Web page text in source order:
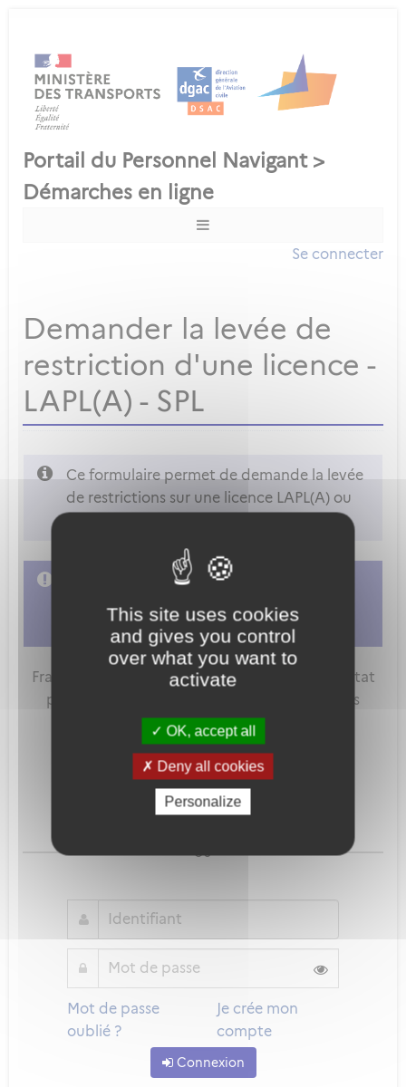
This site uses cookies
and gives you control
over what you want to
activate
OK, accept all
Deny all cookies
Personalize
Se connecter
Demander la levée de
restriction d'une licence -
LAPL(A) - SPL
Ce formulaire permet de demande la levée
de restrictions sur une licence LAPL(A) ou
L'accès à cette démarche ne vous est pas
autorisé. Afin d'y avoir accès, vous devez
vous connecterouvous créer un compte
FranceConnect est la solution proposée par l'Etat
pour sécuriser et simplifier la connexion à vos
services en ligne.
Qu'est-ce que FranceConnect ?
ou
Mot de passe
oublié ?
Je crée mon
compte
Connexion